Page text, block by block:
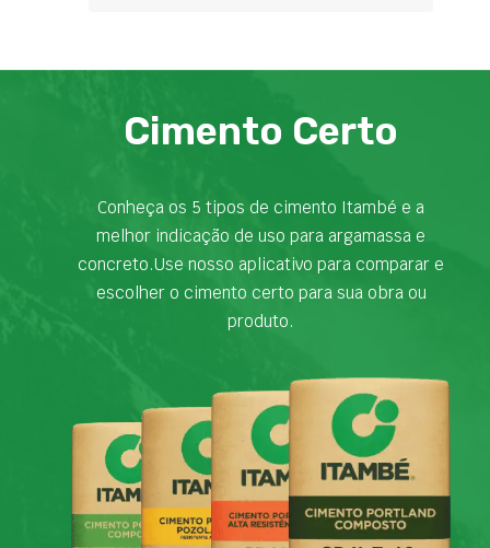
Cimento Certo
Conheça os 5 tipos de cimento Itambé e a
melhor indicação de uso para argamassa e
concreto.Use nosso aplicativo para comparar e
escolher o cimento certo para sua obra ou
produto.